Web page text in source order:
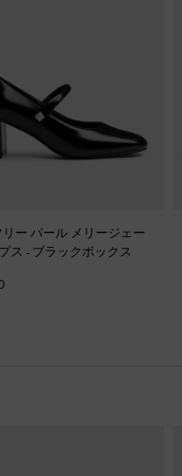
リー パール メリージェー
ス - ブラックボックス